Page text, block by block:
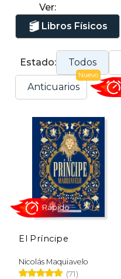
Ver:
Libros Físicos
Estado: Todos
Anticuarios
Nuevo
El Príncipe
Nicolás Maquiavelo
(71)
Rápido